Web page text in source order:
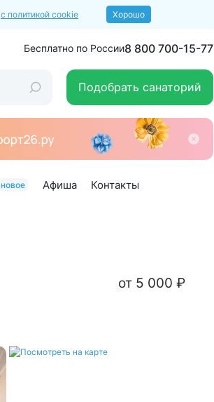
с политикой cookie Хорошо
Бесплатно по России8 800 700-15-77
Подобрать санаторий
новое Афиша Контакты
от 5 000 ₽